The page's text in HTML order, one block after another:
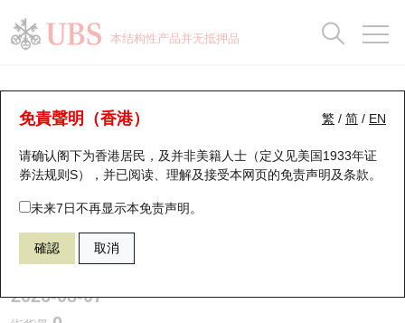
本结构性产品并无抵押品
繁 / 简 / EN
免責聲明（香港）
请确认阁下为香港居民，及并非美籍人士（定义见美国1933年证
券法规则S），并已阅读、理解及接受本网页的免责声明及条款。
未来7日不再显示本免责声明。
確認 取消
认股证分析仪
表现 街货统计 比较
11075 瑞银认沽 N225 日经平均指数
2026-08-07
瑞银认股证一览
新发行瑞银认股证
即将到期认股证
认股证到期结算价查找
认股证分析仪
街货统计
比较
牛熊全景快搜
牛熊证搜寻
牛熊证街货分布图
正股牛熊证列表
新发行瑞银牛熊证
街货统计
比较
十大升幅/跌幅
十大认股证成交分布
十天股证占大市成交
资金流
街货统计
正股分析仪
二十大活跃股份
恒指成份股
国指成份股
科指成份股
持股比重
显示所有持股比重
每月轮证大市专题
轮证专栏
讲座及教育短片
认股证投资者教育
牛熊证投资者教育